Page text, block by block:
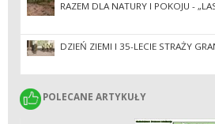
RAZEM DLA NATURY I POKOJU -
DZIEŃ ZIEMI I 35-LECIE STRAŻY
POLECANE ARTYKUŁY
POLECANE ARTYKUŁY